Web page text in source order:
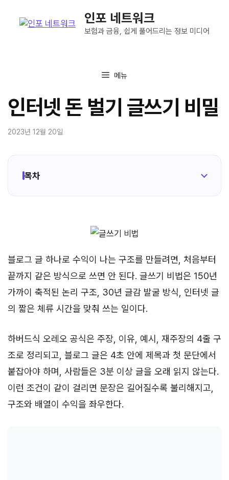
인포 네트워크
보험과 금융, 쉽게 풀어드리는 정보 미디어
메뉴
인터넷 돈 벌기 글쓰기 비밀
2023년 12월 20일
목차
블로그 글 하나로 수익이 나는 구조를 만들려면, 처음부터
끝까지 같은 방식으로 쓰면 안 된다. 글쓰기 비법은 150년
가까이 축적된 논리 구조, 30년 글감 발굴 방식, 인터넷 글
의 짧은 체류 시간을 맞춰 쓰는 일이다.
하버드식 오레오 공식은 주장, 이유, 예시, 재주장의 4줄 구
조로 정리되고, 블로그 글은 4초 안에 제목과 첫 문단에서
붙잡아야 하며, 사람들은 3분 이상 글을 오래 읽지 않는다.
이런 조건이 같이 걸리면 문장은 길어질수록 불리해지고,
구조와 배열이 수익을 좌우한다.